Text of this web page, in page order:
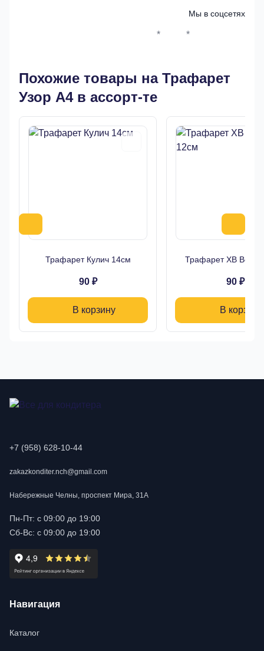
Мы в соцсетях
* *
Похожие товары на Трафарет
Узор А4 в ассорт-те
Трафарет Кулич 14см
90 ₽
В корзину
Трафарет ХВ
90 ₽
В корзину
+7 (958) 628-10-44
zakazkonditer.nch@gmail.com
Набережные Челны, проспект Мира, 31А
Пн-Пт: с 09:00 до 19:00
Сб-Вс: с 09:00 до 19:00
Навигация
Каталог